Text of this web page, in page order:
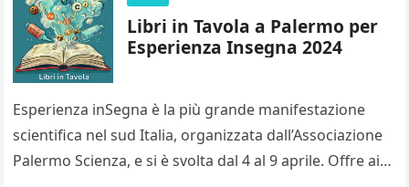
Libri in Tavola a Palermo per
Esperienza Insegna 2024
Esperienza inSegna è la più grande manifestazione
scientifica nel sud Italia, organizzata dall’Associazione
Palermo Scienza, e si è svolta dal 4 al 9 aprile. Offre ai